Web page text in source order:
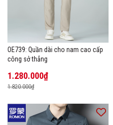
OE739: Quần dài cho nam cao cấp
công sở thẳng
1.280.000₫
1.820.000₫